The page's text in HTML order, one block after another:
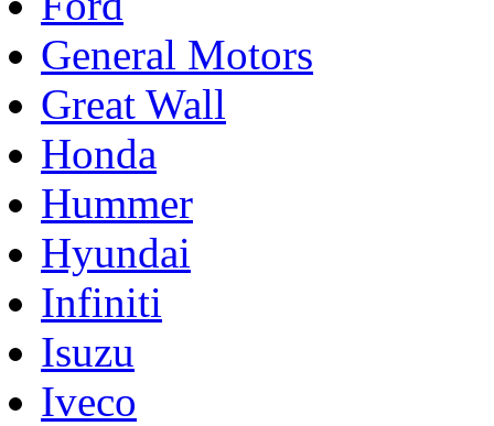
General Motors
Great Wall
Honda
Hummer
Hyundai
Infiniti
Isuzu
Iveco